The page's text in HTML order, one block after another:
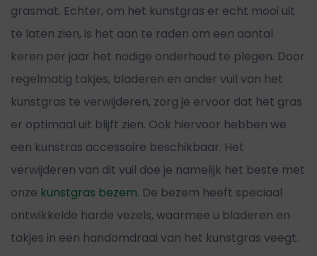
grasmat. Echter, om het kunstgras er echt mooi uit
te laten zien, is het aan te raden om een aantal
keren per jaar het nodige onderhoud te plegen. Door
regelmatig takjes, bladeren en ander vuil van het
kunstgras te verwijderen, zorg je ervoor dat het gras
er optimaal uit blijft zien. Ook hiervoor hebben we
een kunstras accessoire beschikbaar. Het
verwijderen van dit vuil doe je namelijk het beste met
onze kunstgras bezem. De bezem heeft speciaal
ontwikkelde harde vezels, waarmee u bladeren en
takjes in een handomdraai van het kunstgras veegt.